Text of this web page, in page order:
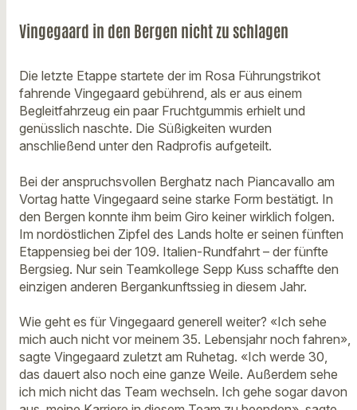
Vingegaard in den Bergen nicht zu schlagen
Die letzte Etappe startete der im Rosa Führungstrikot
fahrende Vingegaard gebührend, als er aus einem
Begleitfahrzeug ein paar Fruchtgummis erhielt und
genüsslich naschte. Die Süßigkeiten wurden
anschließend unter den Radprofis aufgeteilt.
Bei der anspruchsvollen Berghatz nach Piancavallo am
Vortag hatte Vingegaard seine starke Form bestätigt. In
den Bergen konnte ihm beim Giro keiner wirklich folgen.
Im nordöstlichen Zipfel des Lands holte er seinen fünften
Etappensieg bei der 109. Italien-Rundfahrt – der fünfte
Bergsieg. Nur sein Teamkollege Sepp Kuss schaffte den
einzigen anderen Bergankunftssieg in diesem Jahr.
Wie geht es für Vingegaard generell weiter? «Ich sehe
mich auch nicht vor meinem 35. Lebensjahr noch fahren»,
sagte Vingegaard zuletzt am Ruhetag. «Ich werde 30,
das dauert also noch eine ganze Weile. Außerdem sehe
ich mich nicht das Team wechseln. Ich gehe sogar davon